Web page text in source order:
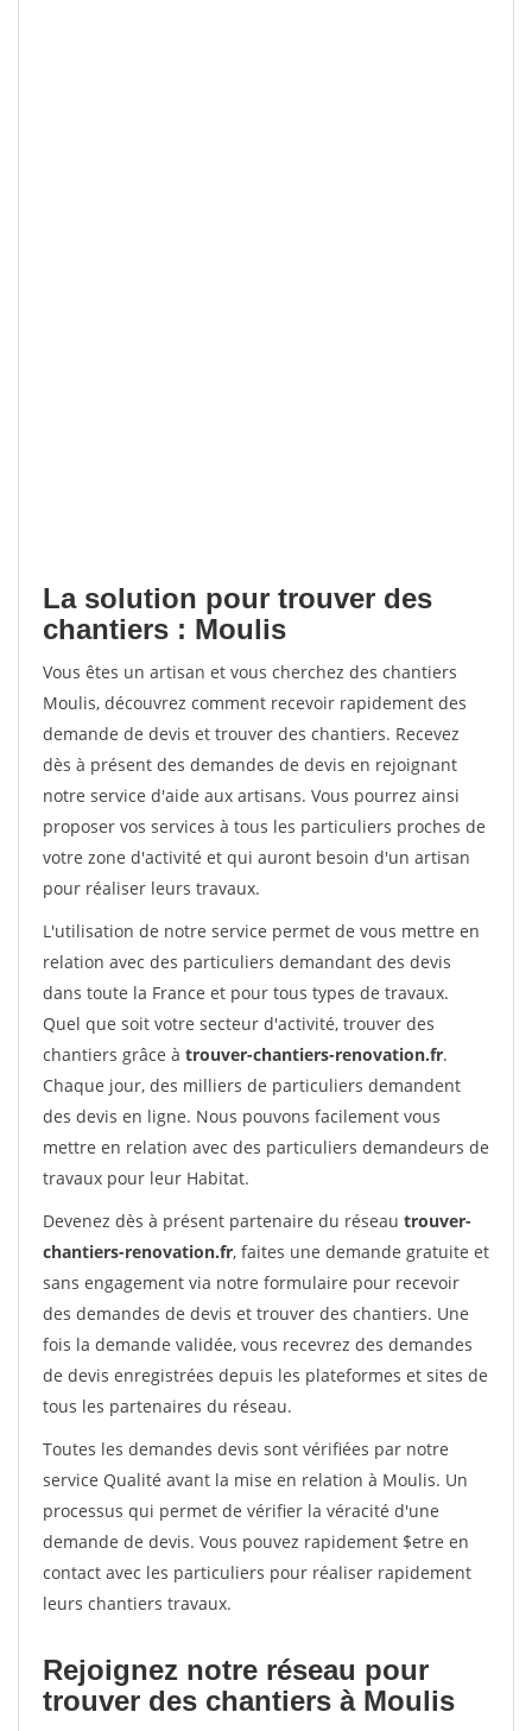
La solution pour trouver des
chantiers : Moulis
Vous êtes un artisan et vous cherchez des chantiers
Moulis, découvrez comment recevoir rapidement des
demande de devis et trouver des chantiers. Recevez
dès à présent des demandes de devis en rejoignant
notre service d'aide aux artisans. Vous pourrez ainsi
proposer vos services à tous les particuliers proches de
votre zone d'activité et qui auront besoin d'un artisan
pour réaliser leurs travaux.
L'utilisation de notre service permet de vous mettre en
relation avec des particuliers demandant des devis
dans toute la France et pour tous types de travaux.
Quel que soit votre secteur d'activité, trouver des
chantiers grâce à trouver-chantiers-renovation.fr.
Chaque jour, des milliers de particuliers demandent
des devis en ligne. Nous pouvons facilement vous
mettre en relation avec des particuliers demandeurs de
travaux pour leur Habitat.
Devenez dès à présent partenaire du réseau trouver-
chantiers-renovation.fr, faites une demande gratuite et
sans engagement via notre formulaire pour recevoir
des demandes de devis et trouver des chantiers. Une
fois la demande validée, vous recevrez des demandes
de devis enregistrées depuis les plateformes et sites de
tous les partenaires du réseau.
Toutes les demandes devis sont vérifiées par notre
service Qualité avant la mise en relation à Moulis. Un
processus qui permet de vérifier la véracité d'une
demande de devis. Vous pouvez rapidement $etre en
contact avec les particuliers pour réaliser rapidement
leurs chantiers travaux.
Rejoignez notre réseau pour
trouver des chantiers à Moulis